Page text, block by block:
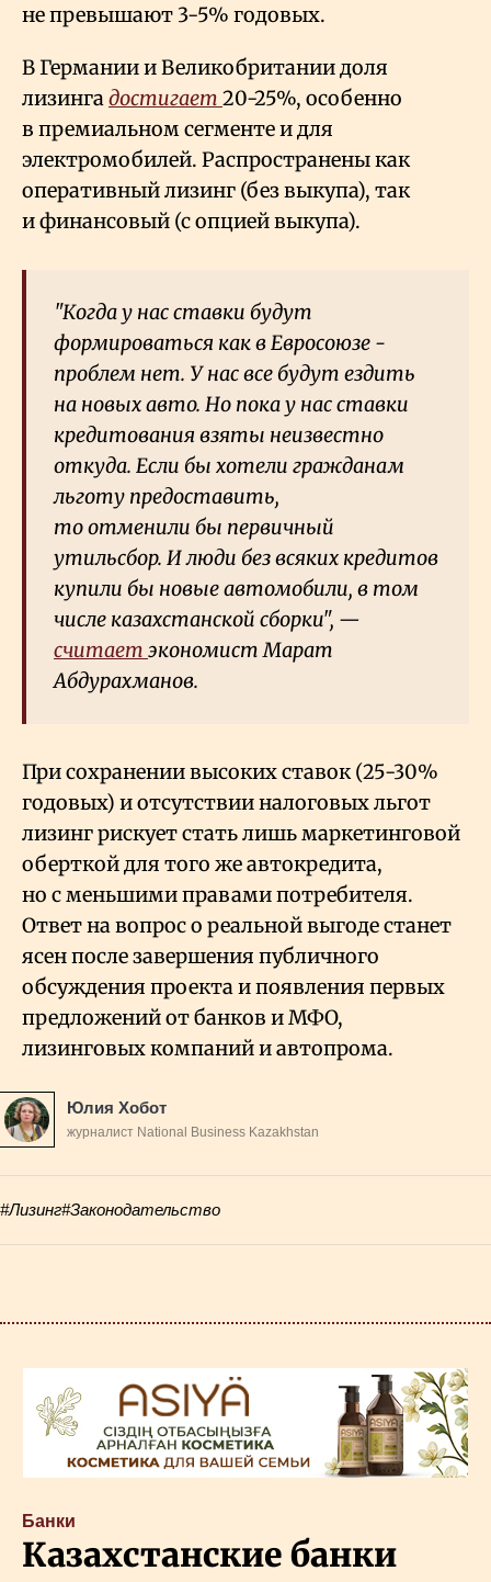
не превышают 3-5% годовых.
В Германии и Великобритании доля
лизингадостигает 20-25%, особенно
в премиальном сегменте и для
электромобилей. Распространены как
оперативный лизинг (без выкупа), так
и финансовый (с опцией выкупа).
"Когда у нас ставки будут
формироваться как в Евросоюзе -
проблем нет. У нас все будут ездить
на новых авто. Но пока у нас ставки
кредитования взяты неизвестно
откуда. Если бы хотели гражданам
льготу предоставить,
то отменили бы первичный
утильсбор. И люди без всяких кредитов
купили бы новые автомобили, в том
числе казахстанской сборки", —
считает экономист Марат
Абдурахманов.
При сохранении высоких ставок (25-30%
годовых) и отсутствии налоговых льгот
лизинг рискует стать лишь маркетинговой
оберткой для того же автокредита,
но с меньшими правами потребителя.
Ответ на вопрос о реальной выгоде станет
ясен после завершения публичного
обсуждения проекта и появления первых
предложений от банков и МФО,
лизинговых компаний и автопрома.
Юлия Хобот
журналист National Business Kazakhstan
#Лизинг#Законодательство
Банки
Казахстанские банки